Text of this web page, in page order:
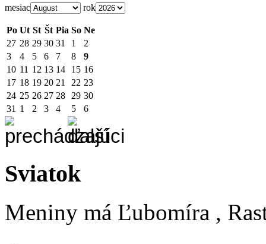
mesiac rok
Po Ut St Št Pia So Ne
27 28 29 30 31 1
2
3
4 5 6 7 8
9
10 11 12 13 14 15 16
17 18 19 20 21 22 23
24 25 26 27 28 29 30
31 1 2 3 4 5 6
Sviatok
Meniny má Ľubomíra ,